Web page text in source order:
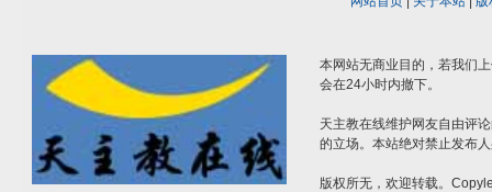
本网站无商业目的，若我们
会在24小时内撤下。
天主教在线维护网友自由评
的立场。本站绝对禁止发布
版权所无，欢迎转载。